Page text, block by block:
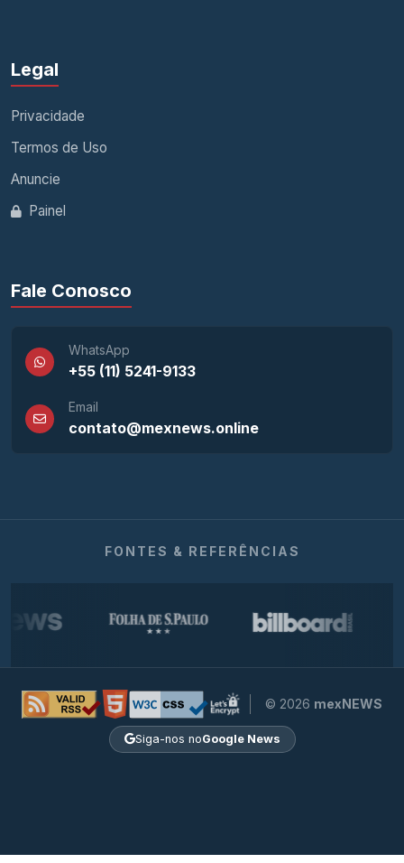
Legal
Privacidade
Termos de Uso
Anuncie
Painel
Fale Conosco
WhatsApp
+55 (11) 5241-9133
Email
contato@mexnews.online
FONTES & REFERÊNCIAS
© 2026 mexNEWS
Siga-nos noGoogle News